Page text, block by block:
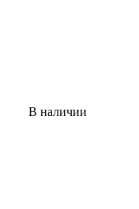
В наличии